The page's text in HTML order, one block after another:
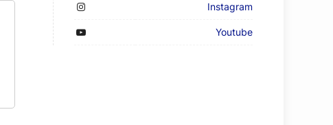
Instagram
Youtube